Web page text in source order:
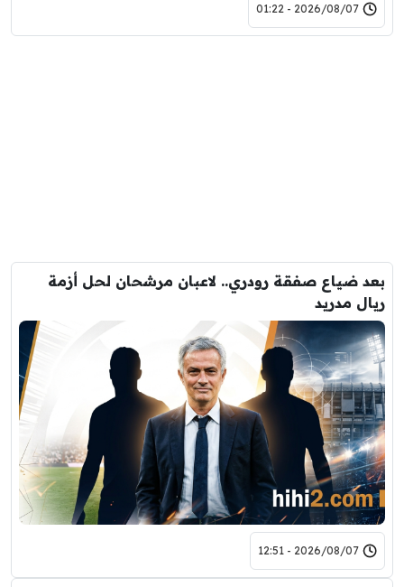
2026/08/07 - 01:22
بعد ضياع صفقة رودري.. لاعبان مرشحان لحل أزمة
ريال مدريد
2026/08/07 - 12:51